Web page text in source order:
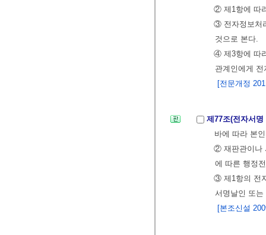
② 제1항에 따
③ 전자정보처
것으로 본다.
④ 제3항에 따
관계인에게
[전문개정
제77조(전자서
바에 따라 본
② 재판관이나
에 따른 행정
③ 제1항의 전
서명날인 또
[본조신설